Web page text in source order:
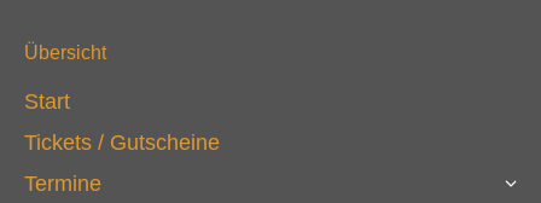
Übersicht
Start
Tickets / Gutscheine
Termine